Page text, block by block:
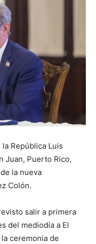
República Luis
Juan, Puerto Rico,
la nueva
Colón.
salir a primera
del mediodía a El
ceremonia de